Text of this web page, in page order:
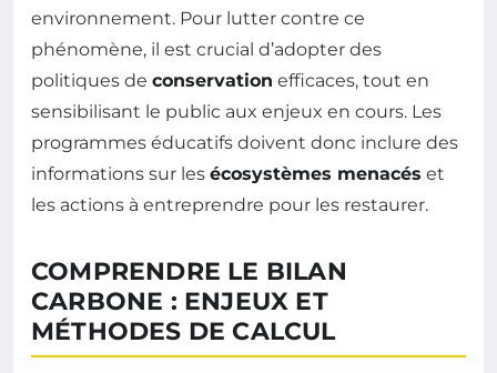
environnement. Pour lutter contre ce
phénomène, il est crucial d’adopter des
politiques de conservation efficaces, tout en
sensibilisant le public aux enjeux en cours. Les
programmes éducatifs doivent donc inclure des
informations sur les écosystèmes menacés et
les actions à entreprendre pour les restaurer.
COMPRENDRE LE BILAN
CARBONE : ENJEUX ET
MÉTHODES DE CALCUL